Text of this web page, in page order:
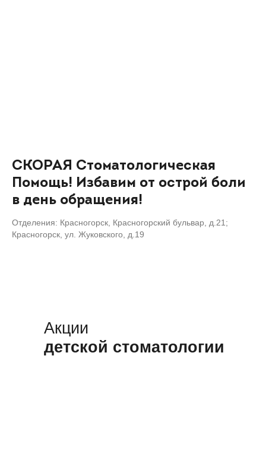
СКОРАЯ Стоматологическая
Помощь! Избавим от острой боли
в день обращения!
Отделения: Красногорск, Красногорский бульвар, д.21;
Красногорск, ул. Жуковского, д.19
Акции
детской стоматологии